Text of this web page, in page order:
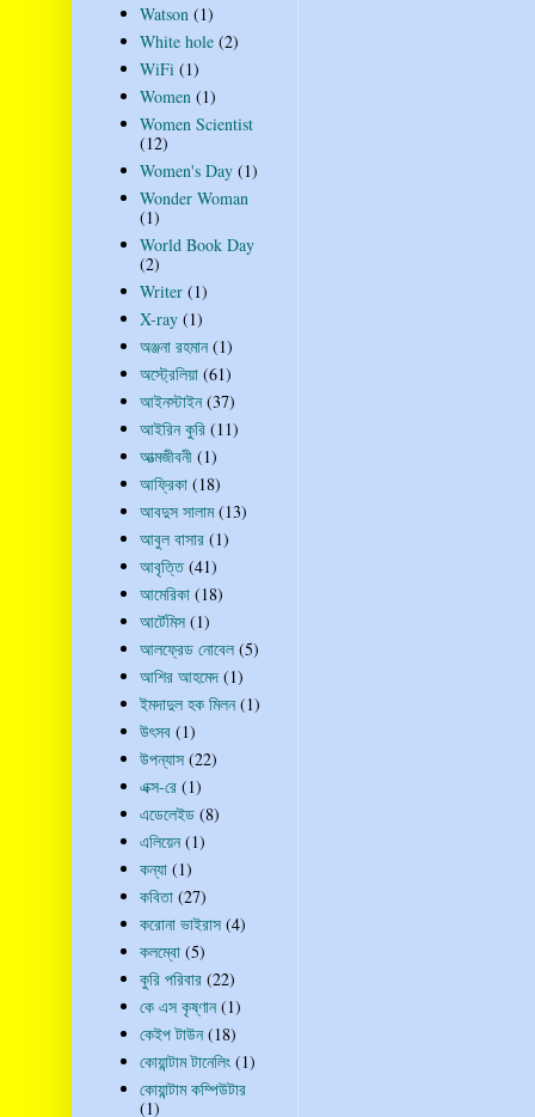
Watson (1)
White hole (2)
WiFi (1)
Women (1)
Women Scientist
(12)
Women's Day (1)
Wonder Woman
(1)
World Book Day
(2)
Writer (1)
X-ray (1)
অঞ্জনা রহমান (1)
অস্ট্রেলিয়া (61)
আইনস্টাইন (37)
আইরিন কুরি (11)
আত্মজীবনী (1)
আফ্রিকা (18)
আবদুস সালাম (13)
আবুল বাসার (1)
আবৃত্তি (41)
আমেরিকা (18)
আর্টেমিস (1)
আলফ্রেড নোবেল (5)
আশির আহমেদ (1)
ইমদাদুল হক মিলন (1)
উৎসব (1)
উপন্যাস (22)
এক্স-রে (1)
এডেলেইড (8)
এলিয়েন (1)
কন্যা (1)
কবিতা (27)
করোনা ভাইরাস (4)
কলম্বো (5)
কুরি পরিবার (22)
কে এস কৃষ্ণান (1)
কেইপ টাউন (18)
কোয়ান্টাম টানেলিং (1)
কোয়ান্টাম কম্পিউটার
(1)